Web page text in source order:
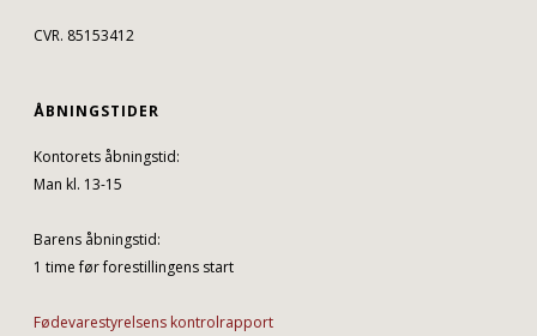
CVR. 85153412
ÅBNINGSTIDER
Kontorets åbningstid:
Man kl. 13-15
Barens åbningstid:
1 time før forestillingens start
Fødevarestyrelsens kontrolrapport